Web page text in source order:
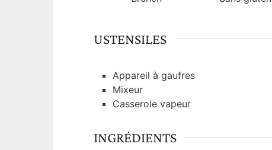
USTENSILES
Appareil à gaufres
Mixeur
Casserole vapeur
INGRÉDIENTS